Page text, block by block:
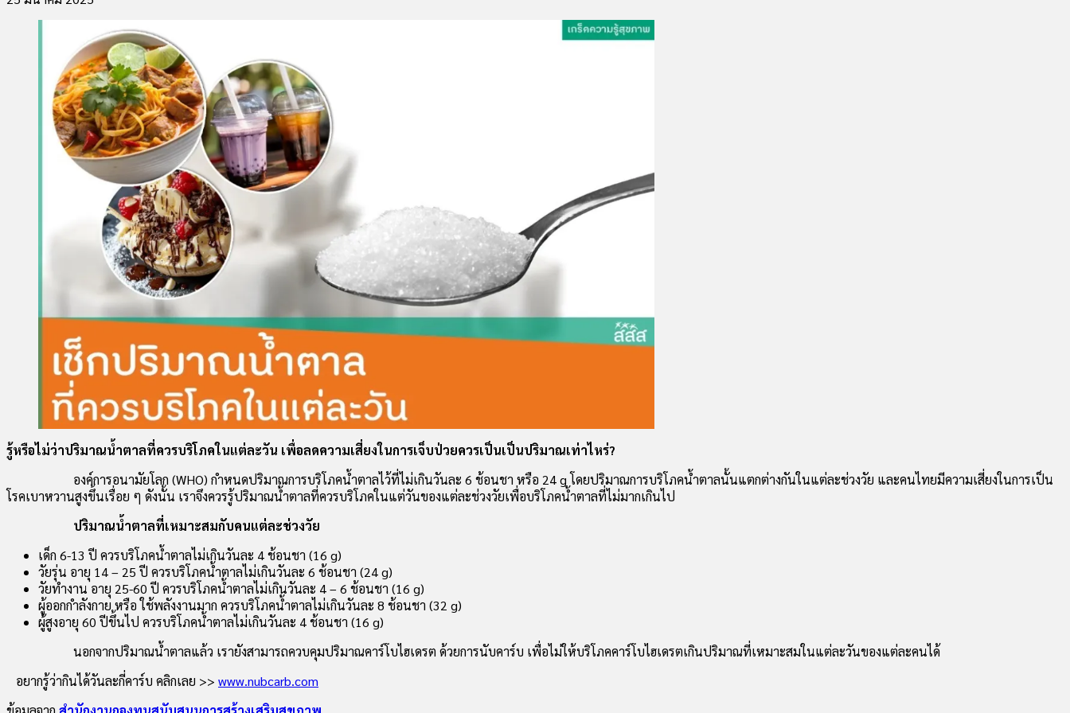
รู้หรือไม่ว่าปริมาณน้ำตาลที่ควรบริโภคในแต่ละวัน เพื่อลดความเสี่ยงในการเจ็บป่วยควรเป็นเป็นปริมาณเท่าไหร่?
องค์การอนามัยโลก (WHO) กำหนดปริมาณการบริโภคน้ำตาลไว้ที่ไม่เกินวันละ 6 ช้อนชา หรือ 24 g โดยปริมาณการบริโภคน้ำตาลนั้นแตกต่างกันในแต่ละช่วงวัย และคนไทยมีความเสี่ยงในการเป็น
โรคเบาหวานสูงขึ้นเรื่อย ๆ ดังนั้น เราจึงควรรู้ปริมาณน้ำตาลที่ควรบริโภคในแต่วันของแต่ละช่วงวัยเพื่อบริโภคน้ำตาลที่ไม่มากเกินไป
ปริมาณน้ำตาลที่เหมาะสมกับคนแต่ละช่วงวัย
เด็ก 6-13 ปี ควรบริโภคน้ำตาลไม่เกินวันละ 4 ช้อนชา (16 g)
วัยรุ่น อายุ 14 – 25 ปี ควรบริโภคน้ำตาลไม่เกินวันละ 6 ช้อนชา (24 g)
วัยทำงาน อายุ 25-60 ปี ควรบริโภคน้ำตาลไม่เกินวันละ 4 – 6 ช้อนชา (16 g)
ผู้ออกกำลังกาย หรือ ใช้พลังงานมาก ควรบริโภคน้ำตาลไม่เกินวันละ 8 ช้อนชา (32 g)
ผู้สูงอายุ 60 ปีขึ้นไป ควรบริโภคน้ำตาลไม่เกินวันละ 4 ช้อนชา (16 g)
นอกจากปริมาณน้ำตาลแล้ว เรายังสามารถควบคุมปริมาณคาร์โบไฮเดรต ด้วยการนับคาร์บ เพื่อไม่ให้บริโภคคาร์โบไฮเดรตเกินปริมาณที่เหมาะสมในแต่ละวันของแต่ละคนได้
อยากรู้ว่ากินได้วันละกี่คาร์บ คลิกเลย >> www.nubcarb.com